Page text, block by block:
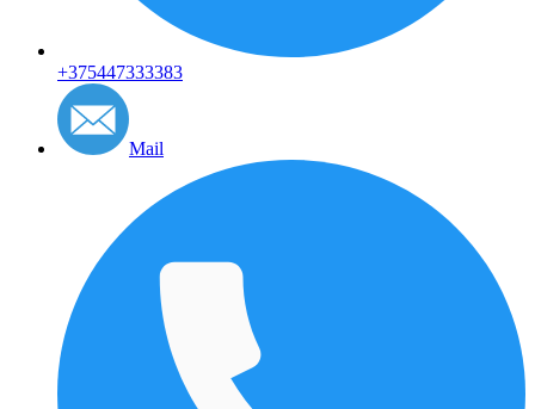
+375447333383
Mail